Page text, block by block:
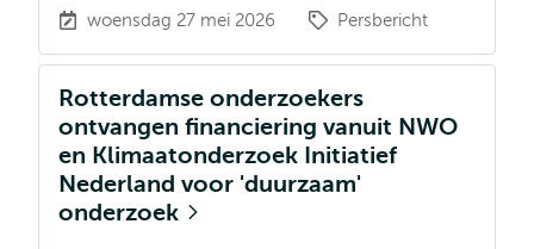
woensdag 27 mei 2026 Persbericht
Rotterdamse onderzoekers
ontvangen financiering vanuit NWO
en Klimaatonderzoek Initiatief
Nederland voor 'duurzaam'
onderzoek